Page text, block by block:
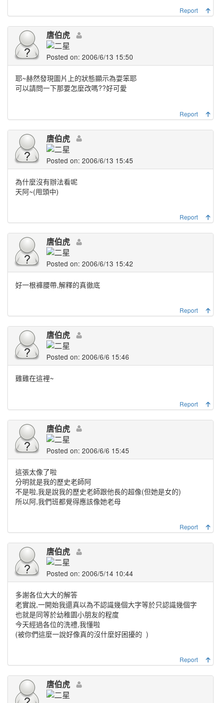
Report
唐伯虎
Posted on: 2006/6/13 15:50
耶~赫然發現圖片上的狀態顯示為耍笨耶
可以請問一下那要怎麼改嗎??好可愛
Report
唐伯虎
Posted on: 2006/6/13 15:45
為什麼沒有辦法看呢
天阿~(甩頭中)
Report
唐伯虎
Posted on: 2006/6/13 15:42
好一根褲腰帶,解釋的真徹底
Report
唐伯虎
Posted on: 2006/6/6 15:46
雞雞在這裡~
Report
唐伯虎
Posted on: 2006/6/6 15:45
這張太像了啦
分明就是我的歷史老師阿
不是啦,我是說我的歷史老師跟他長的超像(但她是女的)
所以阿,我們班都覺得應該像她老母
Report
唐伯虎
Posted on: 2006/5/14 10:44
多謝各位大大的解答
老實說,一開始我還真以為不認識幾個大字等於只認識幾個字
也就是同等於幼稚園小朋友的程度
今天經過各位的洗禮,我懂啦
(被你們這麼一說好像真的沒什麼好困擾的 )
Report
唐伯虎